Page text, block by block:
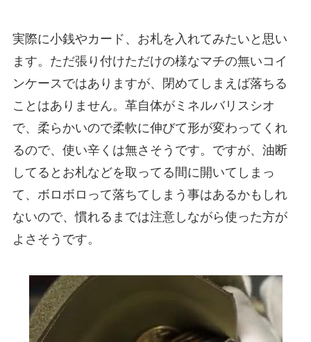
実際に小銭やカード、お札を入れてみたいと思い
ます。ただ張り付けただけの様なマチの無いコイ
ンケースではありますが、閉めてしまえば落ちる
ことはありません。革自体がミネルバリスシオ
で、柔らかいので柔軟に伸びて形が変わってくれ
るので、使い辛くは無さそうです。ですが、油断
してるとお札などを取ってる間に開いてしまっ
て、ボロボロって落ちてしまう事はあるかもしれ
ないので、慣れるまでは注意しながら使った方が
よさそうです。